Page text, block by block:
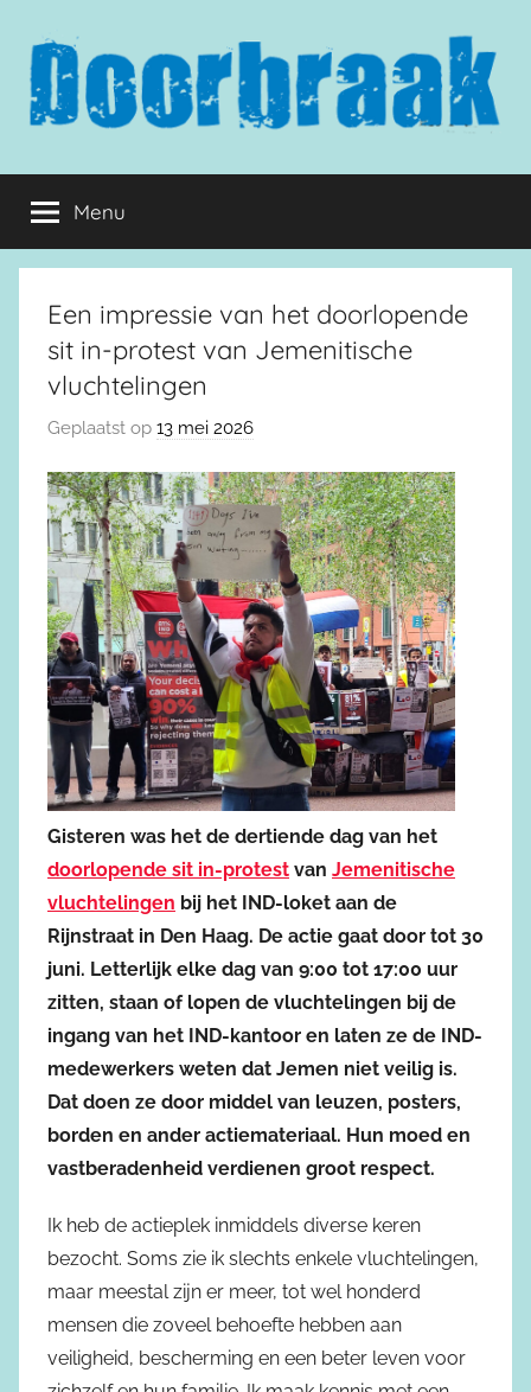
inhoud
springen
Doorbraak.eu
Menu
Een impressie van het doorlopende
sit in-protest van Jemenitische
vluchtelingen
Geplaatst op 13 mei 2026
Gisteren was het de dertiende dag van het
doorlopende sit in-protest van Jemenitische
vluchtelingen bij het IND-loket aan de
Rijnstraat in Den Haag. De actie gaat door tot 30
juni. Letterlijk elke dag van 9:00 tot 17:00 uur
zitten, staan of lopen de vluchtelingen bij de
ingang van het IND-kantoor en laten ze de IND-
medewerkers weten dat Jemen niet veilig is.
Dat doen ze door middel van leuzen, posters,
borden en ander actiemateriaal. Hun moed en
vastberadenheid verdienen groot respect.
Ik heb de actieplek inmiddels diverse keren
bezocht. Soms zie ik slechts enkele vluchtelingen,
maar meestal zijn er meer, tot wel honderd
mensen die zoveel behoefte hebben aan
veiligheid, bescherming en een beter leven voor